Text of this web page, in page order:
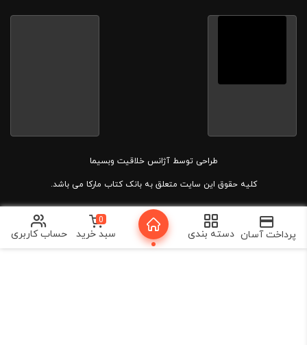
طراحی توسطآژانس خلاقیت وبسیما
کلیه حقوق این سایت متعلق به بانک کتاب مارکا می باشد.
پرداخت آسان دسته بندی
0
سبد خرید حساب کاربری